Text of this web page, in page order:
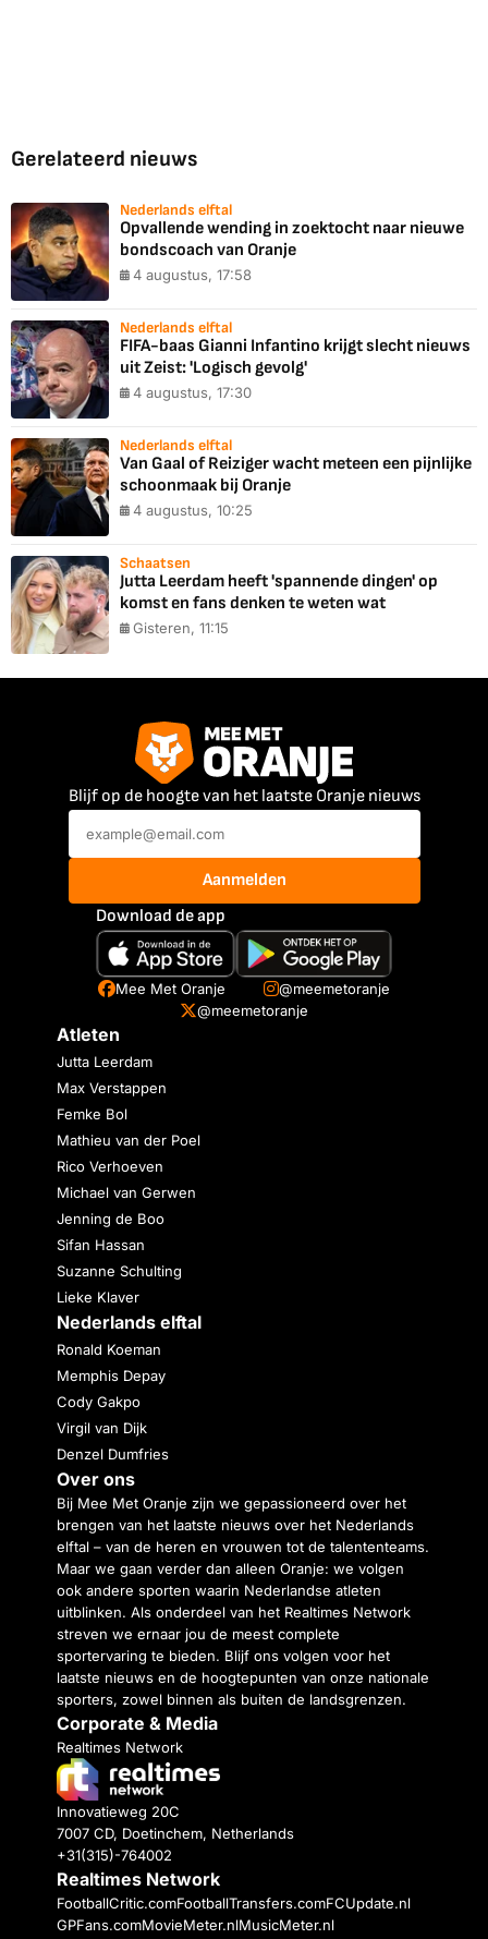
Gerelateerd nieuws
Nederlands elftal
Opvallende wending in zoektocht naar nieuwe
bondscoach van Oranje
4 augustus, 17:58
Nederlands elftal
FIFA-baas Gianni Infantino krijgt slecht nieuws
uit Zeist: 'Logisch gevolg'
4 augustus, 17:30
Nederlands elftal
Van Gaal of Reiziger wacht meteen een pijnlijke
schoonmaak bij Oranje
4 augustus, 10:25
Schaatsen
Jutta Leerdam heeft 'spannende dingen' op
komst en fans denken te weten wat
Gisteren, 11:15
Blijf op de hoogte van het laatste Oranje nieuws
Aanmelden
Download de app
Mee Met Oranje
@meemetoranje
@meemetoranje
Atleten
Jutta Leerdam
Max Verstappen
Femke Bol
Mathieu van der Poel
Rico Verhoeven
Michael van Gerwen
Jenning de Boo
Sifan Hassan
Suzanne Schulting
Lieke Klaver
Nederlands elftal
Ronald Koeman
Memphis Depay
Cody Gakpo
Virgil van Dijk
Denzel Dumfries
Over ons
Bij Mee Met Oranje zijn we gepassioneerd over het
brengen van het laatste nieuws over het Nederlands
elftal – van de heren en vrouwen tot de talententeams.
Maar we gaan verder dan alleen Oranje: we volgen
ook andere sporten waarin Nederlandse atleten
uitblinken. Als onderdeel van het Realtimes Network
streven we ernaar jou de meest complete
sportervaring te bieden. Blijf ons volgen voor het
laatste nieuws en de hoogtepunten van onze nationale
sporters, zowel binnen als buiten de landsgrenzen.
Corporate & Media
Realtimes Network
Innovatieweg 20C
7007 CD, Doetinchem, Netherlands
+31(315)-764002
Realtimes Network
FootballCritic.comFootballTransfers.comFCUpdate.nl
GPFans.comMovieMeter.nlMusicMeter.nl